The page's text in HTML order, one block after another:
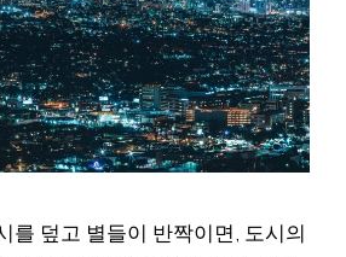
를 덮고 별들이 반짝이면, 도시의